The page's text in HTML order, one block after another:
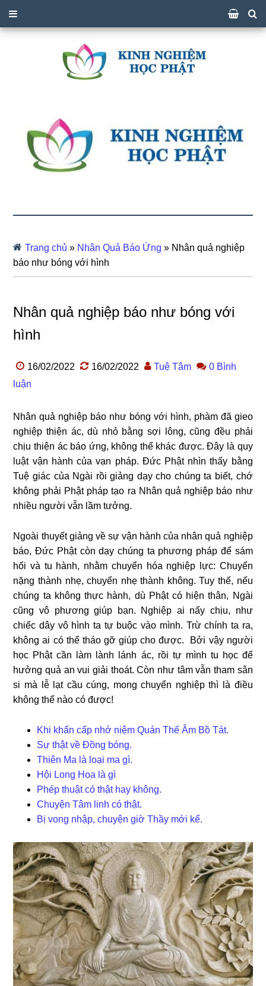
Trang chủ » Nhân Quả Báo Ứng » Nhân quả nghiệp
báo như bóng với hình
Nhân quả nghiệp báo như bóng với
hình
16/02/2022 16/02/2022 Tuệ Tâm
0 Bình
luận
Nhân quả nghiệp báo như bóng với hình, phàm đã gieo
nghiệp thiện ác, dù nhỏ bằng sợi lông, cũng đều phải
chịu thiện ác báo ứng, không thể khác được. Đây là quy
luật vận hành của vạn pháp. Đức Phật nhìn thấy bằng
Tuệ giác của Ngài rồi giảng dạy cho chúng ta biết, chớ
không phải Phật pháp tạo ra Nhân quả nghiệp báo như
nhiều người vẫn lầm tưởng.
Ngoài thuyết giảng về sự vận hành của nhân quả nghiệp
báo, Đức Phật còn dạy chúng ta phương pháp để sám
hối và tu hành, nhằm chuyển hóa nghiệp lực: Chuyển
nặng thành nhẹ, chuyển nhẹ thành không. Tuy thế, nếu
chúng ta không thực hành, dù Phật có hiện thân, Ngài
cũng vô phương giúp bạn. Nghiệp ai nấy chịu, như
chiếc dây vô hình ta tự buộc vào mình. Trừ chính ta ra,
không ai có thể tháo gỡ giúp cho được. Bởi vậy người
học Phật cần làm lành lánh ác, rồi tự mình tu học để
hưởng quả an vui giải thoát. Còn như tâm vẫn tham sân
si mà lễ lạt cầu cúng, mong chuyển nghiệp thì là điều
không thể nào có được!
Khi khẩn cấp nhớ niệm Quán Thế Âm Bồ Tát.
Sự thật về Đồng bóng.
Thiên Ma là loại ma gì.
Hội Long Hoa là gì
Phép thuật có thật hay không.
Chuyện Tâm linh có thật.
Bị vong nhập, chuyện giờ Thầy mới kể.